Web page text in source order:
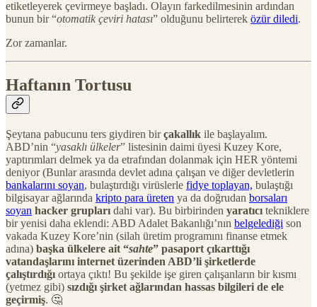
etiketleyerek çevirmeye başladı. Olayın farkedilmesinin ardından
bunun bir “otomatik çeviri hatası” olduğunu belirterek özür diledi.
Zor zamanlar.
Haftanın Tortusu
Şeytana pabucunu ters giydiren birçakallık ile başlayalım.
ABD’nin “yasaklı ülkeler” listesinin daimi üyesi Kuzey Kore,
yaptırımları delmek ya da etrafından dolanmak için HER yöntemi
deniyor (Bunlar arasında devlet adına çalışan ve diğer devletlerin
bankalarını soyan, bulaştırdığı virüslerle fidye toplayan, bulaştığı
bilgisayar ağlarında kripto para üreten ya da doğrudan borsaları
soyan hacker grupları dahi var). Bu birbirinden yaratıcı tekniklere
bir yenisi daha eklendi: ABD Adalet Bakanlığı’nın belgelediği son
vakada Kuzey Kore’nin (silah üretim programını finanse etmek
adına) başka ülkelere ait “sahte” pasaport çıkarttığı
vatandaşlarını internet üzerinden ABD’li şirketlerde
çalıştırdığı ortaya çıktı! Bu şekilde işe giren çalışanların bir kısmı
(yetmez gibi) sızdığı şirket ağlarından hassas bilgileri de ele
geçirmiş. 🤔